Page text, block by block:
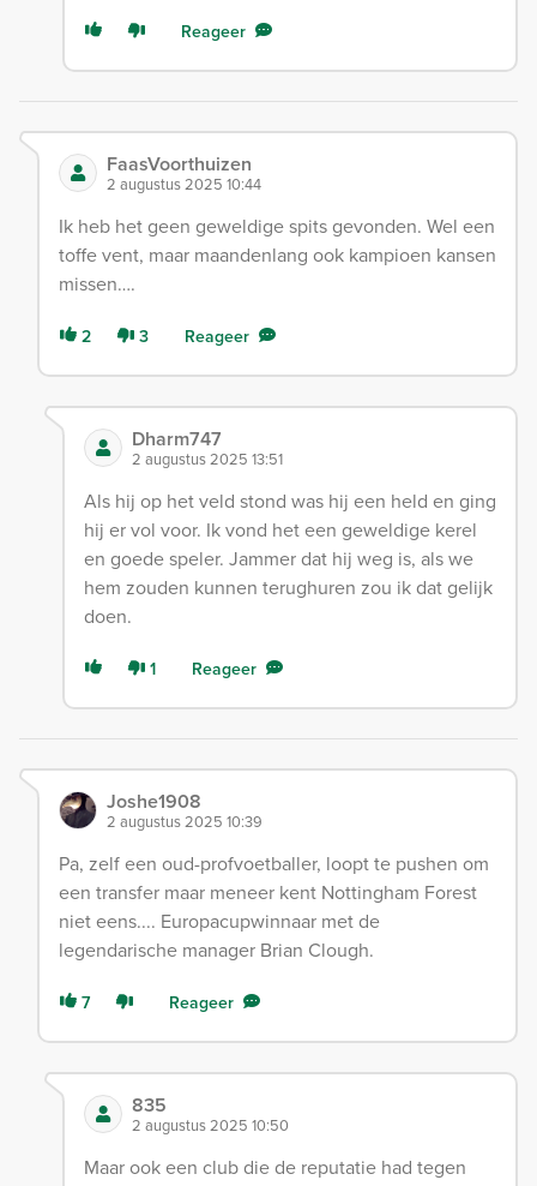
Reageer
FaasVoorthuizen
2 augustus 2025 10:44
Ik heb het geen geweldige spits gevonden. Wel een
toffe vent, maar maandenlang ook kampioen kansen
missen….
2 3 Reageer
Dharm747
2 augustus 2025 13:51
Als hij op het veld stond was hij een held en ging
hij er vol voor. Ik vond het een geweldige kerel
en goede speler. Jammer dat hij weg is, als we
hem zouden kunnen terughuren zou ik dat gelijk
doen.
1 Reageer
Joshe1908
2 augustus 2025 10:39
Pa, zelf een oud-profvoetballer, loopt te pushen om
een transfer maar meneer kent Nottingham Forest
niet eens.... Europacupwinnaar met de
legendarische manager Brian Clough.
7 Reageer
835
2 augustus 2025 10:50
Maar ook een club die de reputatie had tegen